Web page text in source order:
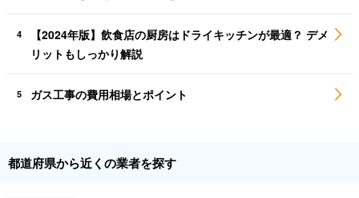
4
【2024年版】飲食店の厨房はドライキッチンが最適？ デメ
リットもしっかり解説
5 ガス工事の費用相場とポイント
都道府県から近くの業者を探す